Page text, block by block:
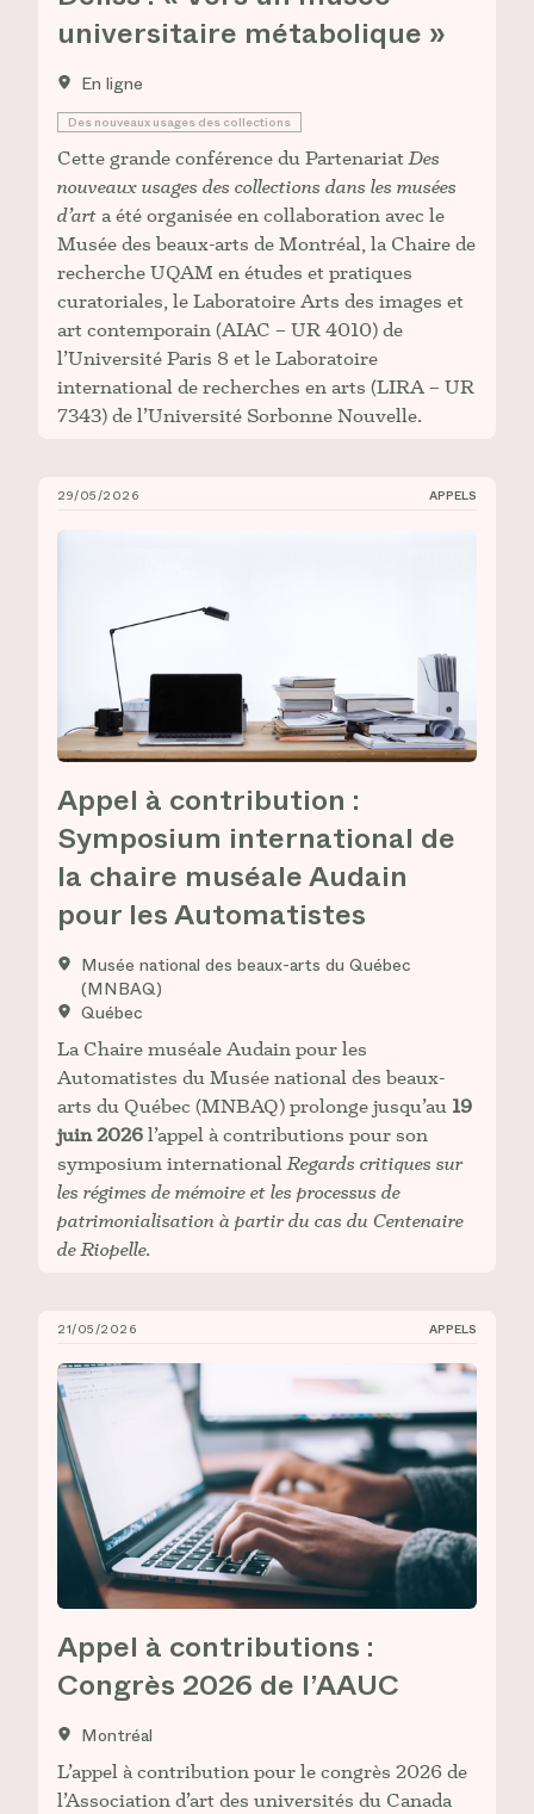
universitaire métabolique »
En ligne
Des nouveaux usages des collections
Cette grande conférence du Partenariat Des
nouveaux usages des collections dans les musées
d’art a été organisée en collaboration avec le
Musée des beaux-arts de Montréal, la Chaire de
recherche UQAM en études et pratiques
curatoriales, le Laboratoire Arts des images et
art contemporain (AIAC – UR 4010) de
l’Université Paris 8 et le Laboratoire
international de recherches en arts (LIRA – UR
7343) de l’Université Sorbonne Nouvelle.
Appel à contribution : Symposium international de
29/05/2026 APPELS
Appel à contribution :
Symposium international de
la chaire muséale Audain
pour les Automatistes
Musée national des beaux-arts du Québec
(MNBAQ)
Québec
La Chaire muséale Audain pour les
Automatistes du Musée national des beaux-
arts du Québec (MNBAQ) prolonge jusqu’au 19
juin 2026 l’appel à contributions pour son
symposium internationalRegards critiques sur
les régimes de mémoire et les processus de
patrimonialisation à partir du cas du Centenaire
de Riopelle.
Appel à contributions : Congrès 2026 de l’AAUC
21/05/2026 APPELS
Appel à contributions :
Congrès 2026 de l’AAUC
Montréal
L’appel à contribution pour le congrès 2026 de
l’Association d’art des universités du Canada